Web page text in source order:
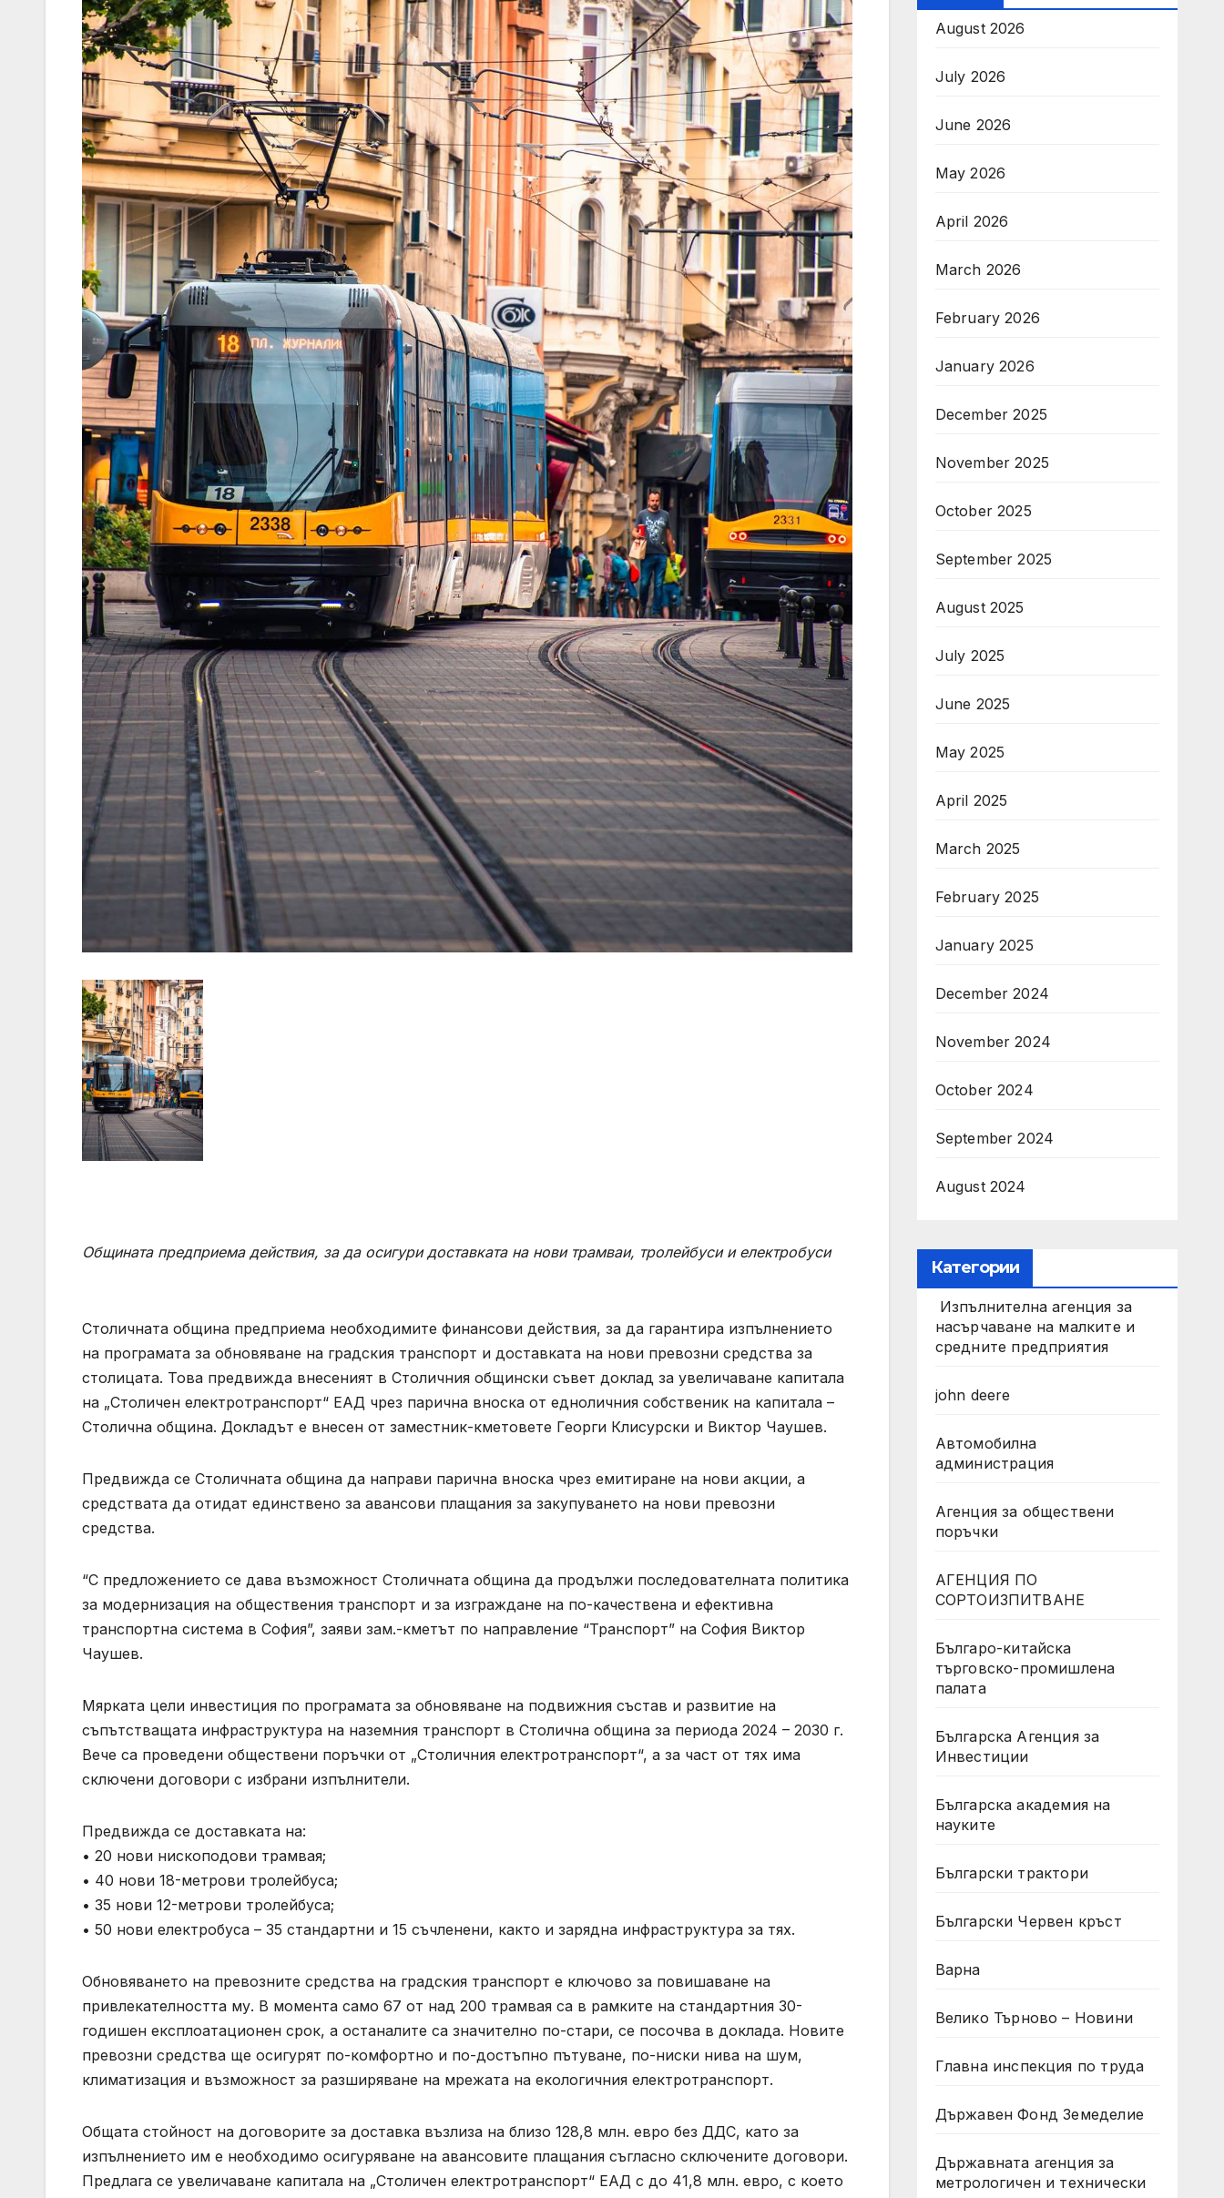
Общината предприема действия, за да осигури доставката на нови трамваи, тролейбуси и електробуси
Столичната община предприема необходимите финансови действия, за да гарантира изпълнението
на програмата за обновяване на градския транспорт и доставката на нови превозни средства за
столицата. Това предвижда внесеният в Столичния общински съвет доклад за увеличаване капитала
на „Столичен електротранспорт“ ЕАД чрез парична вноска от едноличния собственик на капитала –
Столична община. Докладът е внесен от заместник-кметовете Георги Клисурски и Виктор Чаушев.
Предвижда се Столичната община да направи парична вноска чрез емитиране на нови акции, а
средствата да отидат единствено за авансови плащания за закупуването на нови превозни
средства.
“С предложението се дава възможност Столичната община да продължи последователната политика
за модернизация на обществения транспорт и за изграждане на по-качествена и ефективна
транспортна система в София”, заяви зам.-кметът по направление “Транспорт” на София Виктор
Чаушев.
Мярката цели инвестиция по програмата за обновяване на подвижния състав и развитие на
съпътстващата инфраструктура на наземния транспорт в Столична община за периода 2024 – 2030 г.
Вече са проведени обществени поръчки от „Столичния електротранспорт“, а за част от тях има
сключени договори с избрани изпълнители.
Предвижда се доставката на:
• 20 нови нископодови трамвая;
• 40 нови 18-метрови тролейбуса;
• 35 нови 12-метрови тролейбуса;
• 50 нови електробуса – 35 стандартни и 15 съчленени, както и зарядна инфраструктура за тях.
Обновяването на превозните средства на градския транспорт е ключово за повишаване на
привлекателността му. В момента само 67 от над 200 трамвая са в рамките на стандартния 30-
годишен експлоатационен срок, а останалите са значително по-стари, се посочва в доклада. Новите
превозни средства ще осигурят по-комфортно и по-достъпно пътуване, по-ниски нива на шум,
климатизация и възможност за разширяване на мрежата на екологичния електротранспорт.
Общата стойност на договорите за доставка възлиза на близо 128,8 млн. евро без ДДС, като за
изпълнението им е необходимо осигуряване на авансовите плащания съгласно сключените договори.
Предлага се увеличаване капитала на „Столичен електротранспорт“ ЕАД с до 41,8 млн. евро, с което
August 2026
July 2026
June 2026
May 2026
April 2026
March 2026
February 2026
January 2026
December 2025
November 2025
October 2025
September 2025
August 2025
July 2025
June 2025
May 2025
April 2025
March 2025
February 2025
January 2025
December 2024
November 2024
October 2024
September 2024
August 2024
Категории
Изпълнителна агенция за
насърчаване на малките и
средните предприятия
john deere
Автомобилна
администрация
Агенция за обществени
поръчки
АГЕНЦИЯ ПО
СОРТОИЗПИТВАНЕ
Българо-китайска
търговско-промишлена
палата
Българска Агенция за
Инвестиции
Българска академия на
науките
Български трактори
Български Червен кръст
Варна
Велико Търново – Новини
Главна инспекция по труда
Държавен Фонд Земеделие
Държавната агенция за
метрологичен и технически